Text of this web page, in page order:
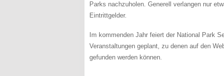
Parks nachzuholen. Generell verlangen nur
Eintrittgelder.
Im kommenden Jahr feiert der National Park
Veranstaltungen geplant, zu denen auf den
gefunden werden können.